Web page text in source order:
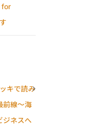
for
キで読み
前線〜海
ジネスへ